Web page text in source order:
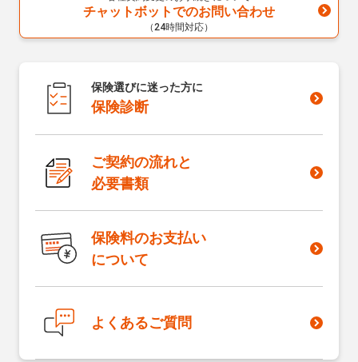
チャットボットでのお問い合わせ
（24時間対応）
保険選びに迷った方に
保険診断
ご契約の流れと
必要書類
保険料のお支払い
について
よくあるご質問